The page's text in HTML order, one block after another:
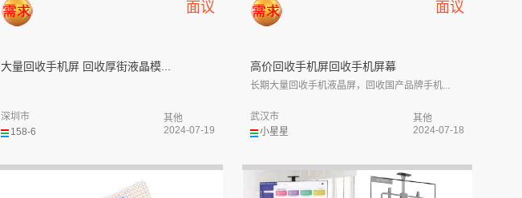
面议
大量回收手机屏 回收厚街液晶模...
158-6
深圳市
其他
2024-07-19
面议
高价回收手机屏回收手机屏幕
长期大量回收手机液晶屏，回收国产品牌手机...
小星星
武汉市
其他
2024-07-18